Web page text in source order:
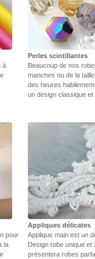
à
Perles scintillantes
Beaucoup de nos
manches ou de la
des heures
un design classique
pour
la
Appliques délicates
Applique main est un
Design robe unique
présentera robes